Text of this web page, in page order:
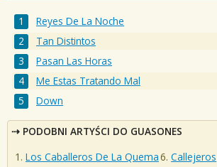
Reyes De La Noche
Tan Distintos
Pasan Las Horas
Me Estas Tratando Mal
Down
PODOBNI ARTYŚCI DO GUASONES
Los Caballeros De La Quema
Callejeros